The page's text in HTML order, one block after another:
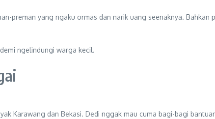
preman yang ngaku ormas dan narik uang seenaknya. Bahkan
ngelindungi warga kecil.
Karawang dan Bekasi. Dedi nggak mau cuma bagi-bagi